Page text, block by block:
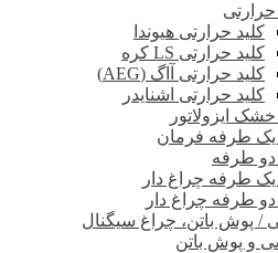
حرارتی
کلید حرارتی هیوندا
کلید حرارتی LS کره
کلید حرارتی آاگ (AEG)
کلید حرارتی اشنایدر
خشک ایزولاتور
یک طرفه فرمان
دو طرفه
یک طرفه چراغ دار
دو طرفه چراغ دار
/ پوش باتن، چراغ سیگنال
و پوش باتن